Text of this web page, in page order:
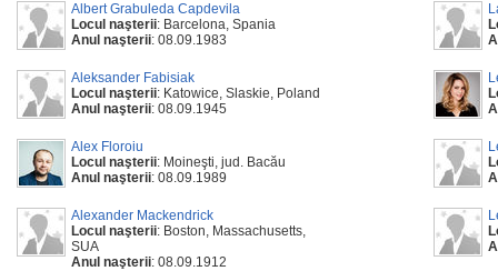
Albert Grabuleda Capdevila
Locul naşterii: Barcelona, Spania
Anul naşterii: 08.09.1983
Aleksander Fabisiak
Locul naşterii: Katowice, Slaskie, Poland
Anul naşterii: 08.09.1945
Alex Floroiu
Locul naşterii: Moineşti, jud. Bacău
Anul naşterii: 08.09.1989
Alexander Mackendrick
Locul naşterii: Boston, Massachusetts,
SUA
Anul naşterii: 08.09.1912